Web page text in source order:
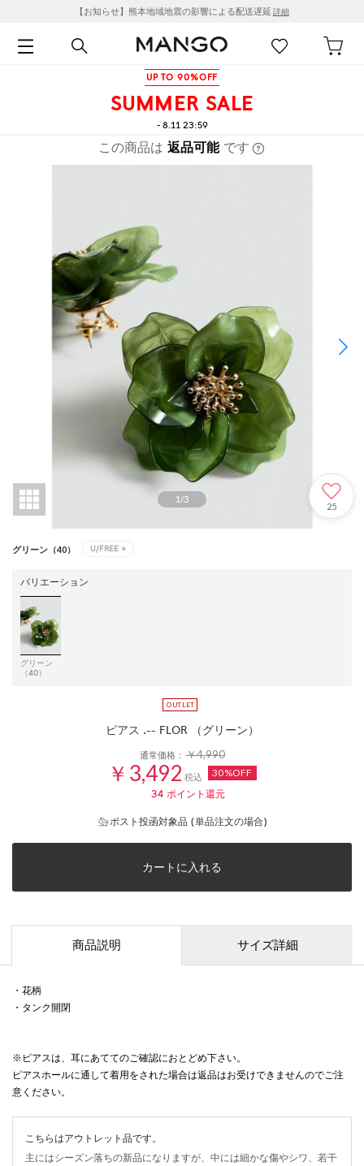
【お知らせ】熊本地域地震の影響による配送遅延 詳細
UP TO 90%OFF
SUMMER SALE
- 8.11 23:59
この商品は 返品可能 です
1/3
25
グリーン（40） U/FREE ×
バリエーション
グリーン
（40）
ピアス .-- FLOR （グリーン）
通常価格：￥4,990
￥3,492 税込 30%OFF
34 ポイント還元
ポスト投函対象品 (単品注文の場合)
カートに入れる
商品説明 サイズ詳細
・花柄
・タンク開閉
※ピアスは、耳にあててのご確認におとどめ下さい。
ピアスホールに通して着用をされた場合は返品はお受けできませんのでご注
意ください。
こちらはアウトレット品です。
主にはシーズン落ちの新品になりますが、中には細かな傷やシワ、若干